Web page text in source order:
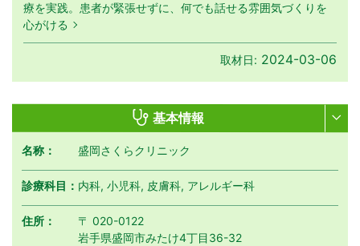
療を実践。患者が緊張せずに、何でも話せる雰囲気づくりを
心がける
取材日: 2024-03-06
基本情報
名称： 盛岡さくらクリニック
診療科目： 内科, 小児科, 皮膚科, アレルギー科
住所：
〒 020-0122
岩手県盛岡市みたけ4丁目36-32